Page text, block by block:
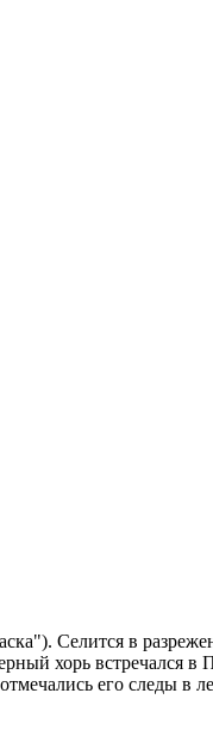
Селится в
хорь встречался
его следы в